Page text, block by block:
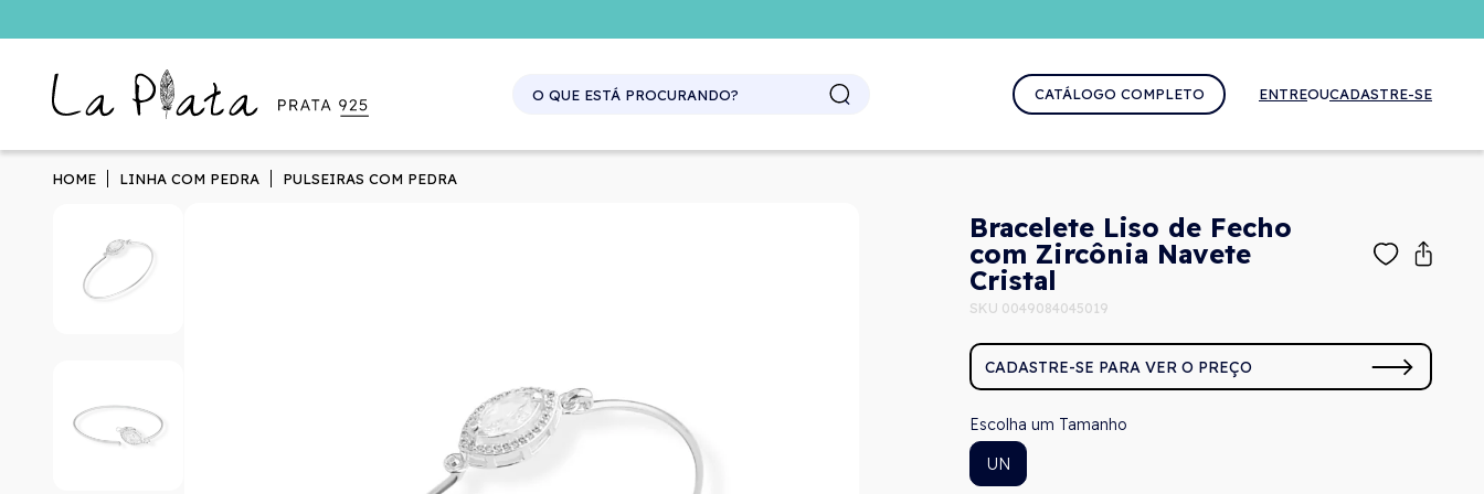
CATÁLOGO COMPLETO ENTREOUCADASTRE-SE
HOME LINHA COM PEDRA PULSEIRAS COM PEDRA
Bracelete Liso de Fecho
com Zircônia Navete
Cristal
SKU 0049084045019
CADASTRE-SE PARA VER O PREÇO
Tamanho
UN